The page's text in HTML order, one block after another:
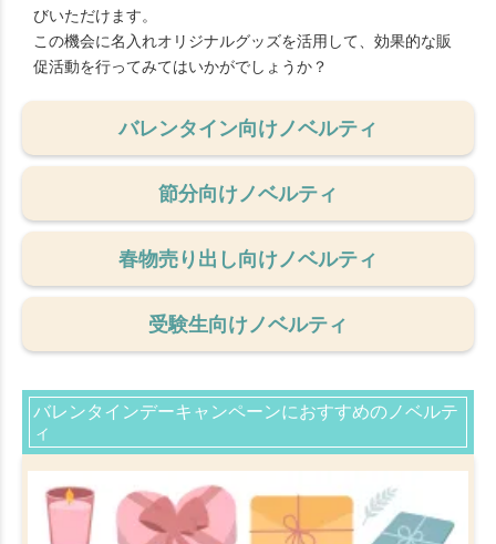
びいただけます。
この機会に名入れオリジナルグッズを活用して、効果的な販
促活動を行ってみてはいかがでしょうか？
バレンタイン向けノベルティ
節分向けノベルティ
春物売り出し向けノベルティ
受験生向けノベルティ
バレンタインデーキャンペーンにおすすめのノベルテ
ィ